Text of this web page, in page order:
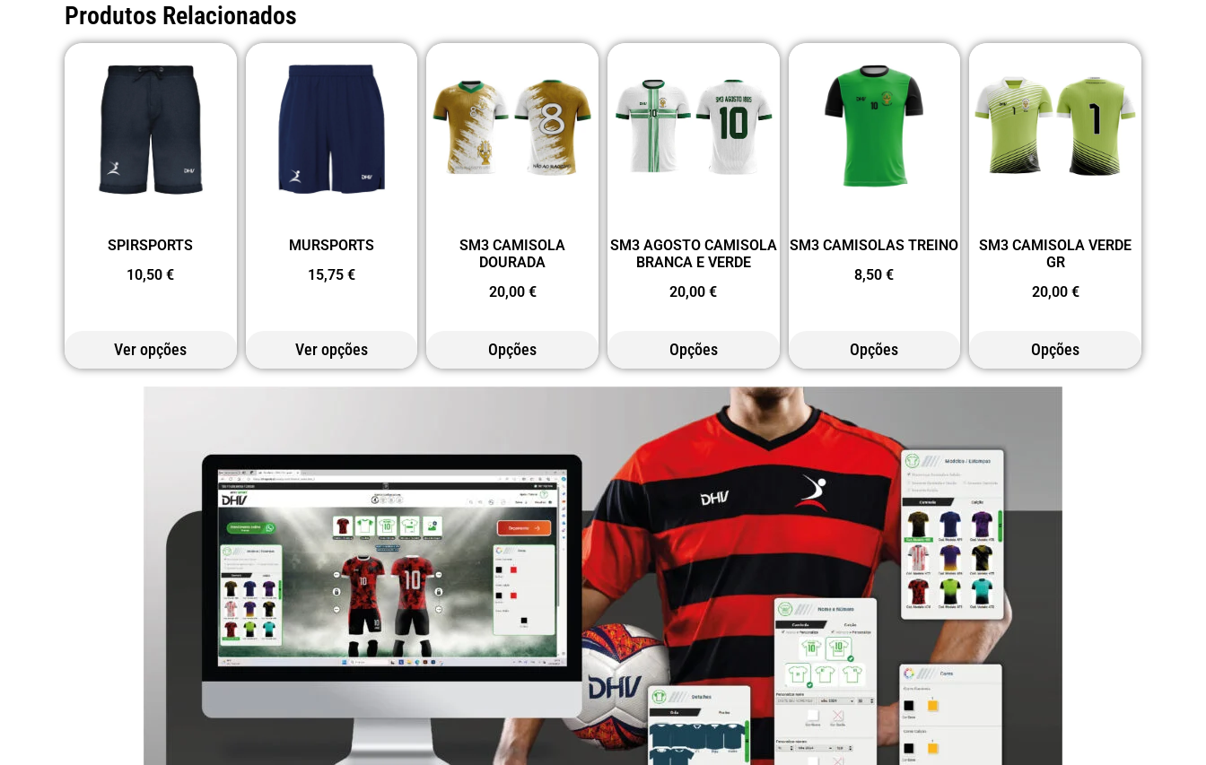
Produtos Relacionados
SPIRSPORTS
10,50€
Ver opções
MURSPORTS
15,75 €
Ver opções
SM3 CAMISOLA
DOURADA
20,00 €
Opções
SM3 AGOSTO CAMISOLA
BRANCA E VERDE
20,00€
Opções
SM3 CAMISOLAS TREINO
8,50€
Opções
SM3 CAMISOLA VERDE
GR
20,00 €
Opções